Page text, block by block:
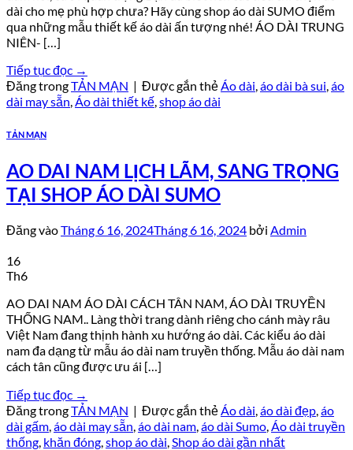
dài cho mẹ phù hợp chưa? Hãy cùng shop áo dài SUMO điểm
qua những mẫu thiết kế áo dài ấn tượng nhé! ÁO DÀI TRUNG
NIÊN- […]
Tiếp tục đọc →
Đăng trongTẢN MẠN | Được gắn thẻÁo dài,áo dài bà sui,áo
dài may sẵn,Áo dài thiết kế,shop áo dài
TẢN MẠN
AO DAI NAM LỊCH LÃM, SANG TRỌNG
TẠI SHOP ÁO DÀI SUMO
Đăng vàoTháng 6 16, 2024Tháng 6 16, 2024 bởi Admin
16
Th6
AO DAI NAM ÁO DÀI CÁCH TÂN NAM, ÁO DÀI TRUYỀN
THỐNG NAM.. Làng thời trang dành riêng cho cánh mày râu
Việt Nam đang thịnh hành xu hướng áo dài. Các kiểu áo dài
nam đa dạng từ mẫu áo dài nam truyền thống. Mẫu áo dài nam
cách tân cũng được ưu ái […]
Tiếp tục đọc →
Đăng trongTẢN MẠN | Được gắn thẻ Áo dài áo dài đẹp áo
dài gấm áo dài may sẵn áo dài nam áo dài Sumo Áo dài truyền
thống khăn đóng shop áo dài Shop áo dài gần nhất